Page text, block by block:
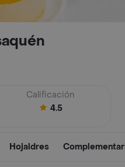
Calificación
4.5
Hojaldres